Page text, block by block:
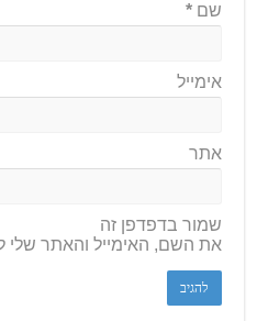
שם*
אימייל
אתר
שמור בדפדפן זה
את השם, האימייל והאתר